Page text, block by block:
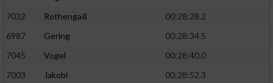
7032
Rothengaß
00:28:28.2
6987
Gering
00:28:34.5
7045
Vogel
00:28:40.0
7003
Jakobi
00:28:52.3